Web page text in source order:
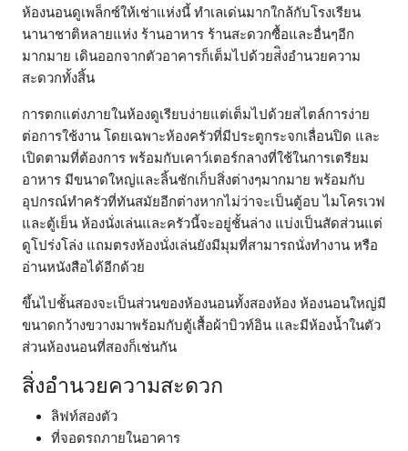
ห้องนอนดูเพล็กซ์ให้เช่าแห่งนี้ ทำเลเด่นมากใกล้กับโรงเรียน
นานาชาติหลายแห่ง ร้านอาหาร ร้านสะดวกซื้อและอื่นๆอีก
มากมาย เดินออกจากตัวอาคารก็เต็มไปด้วยส่ิงอำนวยความ
สะดวกทั้งสิ้น
การตกแต่งภายในห้องดูเรียบง่ายแต่เต็มไปด้วยสไตล์การง่าย
ต่อการใช้งาน โดยเฉพาะห้องครัวที่มีประตูกระจกเลื่อนปิด และ
เปิดตามที่ต้องการ พร้อมกับเคาว์เตอร์กลางที่ใช้ในการเตรียม
อาหาร มีขนาดใหญ่และลิ้นชักเก็บสิ่งต่างๆมากมาย พร้อมกับ
อุปกรณ์ทำครัวที่ทันสมัยอีกต่างหากไม่ว่าจะเป็นตู้อบ ไมโครเวฟ
และตู้เย็น ห้องนั่งเล่นและครัวนี้จะอยู่ชั้นล่าง แบ่งเป็นสัดส่วนแต่
ดูโปร่งโล่ง แถมตรงห้องนั่งเล่นยังมีมุมที่สามารถนั่งทำงาน หรือ
อ่านหนังสือได้อีกด้วย
ขึ้นไปชั้นสองจะเป็นส่วนของห้องนอนทั้งสองห้อง ห้องนอนใหญ่มี
ขนาดกว้างขวางมาพร้อมกับตู้เสื้อผ้าบิวท์อิน และมีห้องน้ำในตัว
ส่วนห้องนอนที่สองก็เช่นกัน
สิ่งอำนวยความสะดวก
ลิฟท์สองตัว
ที่จอดรถภายในอาคาร